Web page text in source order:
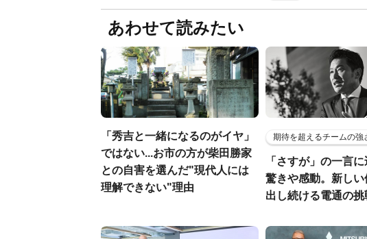
あわせて読みたい
「秀吉と一緒になるのがイヤ」
ではない...お市の方が柴田勝家
との自害を選んだ"現代人には
理解できない"理由
期待を超えるチームの強
「さすが」の一言
驚きや感動。新し
出し続ける電通の挑